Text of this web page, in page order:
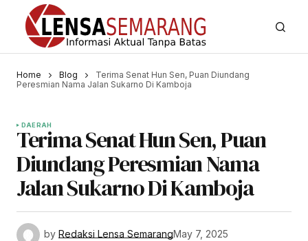
Home Blog
Terima Senat Hun Sen, Puan Diundang
Peresmian Nama Jalan Sukarno Di Kamboja
DAERAH
Terima Senat Hun Sen, Puan
Diundang Peresmian Nama
Jalan Sukarno Di Kamboja
by Redaksi Lensa SemarangMay 7, 2025